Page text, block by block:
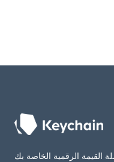
Footer
القيمة الرقمية الخاصة بك